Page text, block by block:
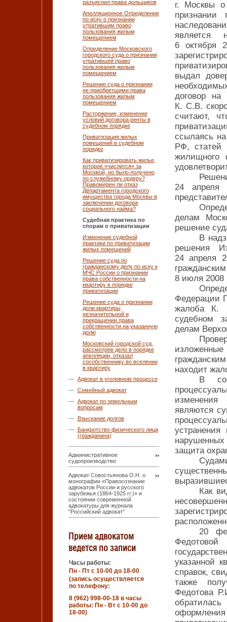
разъяснил права дольщиков
Апелляционное Определение
по иску о признании
утратившим право
пользования жилым
помещением
Определение Московского
городского суда о признании
утратившей право
пользования жилым
помещением
Решение суда о признании
не приобретшими права
пользования жилым
помещением
Расторжение, изменение
условий договора ренты в
судебном порядке
Приватизация жилых
помещений в судебном
порядке
Как приватизировать жилье,
которое «числится» за
Москвой, но было получено
по служебному ордеру?
Правомерен ли отказ
Департамента городского
имущества города Москвы в
заключении договора
социального найма?
Судебная практика по
спорам о приватизации
Изменение судебной
практики по приватизации
жилых помещений
Решение суда по
гражданскому делу по иску к
МЧС России о признании
права собственности на
квартиру в порядке
приватизации
Решение суда о признании
доли квартиры
незначительной и
прекращении права
собственности на указанную
долю
Московский городской суд,
рассмотрев дело в порядке
апелляции, отказал
сособственнику во вселении
в квартиру
Адвокат в уголовном процессе
Семейный адвокат
Адвокат по земельным
вопросам
Взыскание долгов
Банкротство физического лица
(гражданина)
Административное
судопроизводство
Адвокат Совостьянова О.Н. о
монографии «Правосознание
адвокатов России и русского
зарубежья (1864-1925 гг.)» и
состоянии современной
адвокатуры для журнала
"Российский адвокат"
Прием адвокатом
ведется по записи
Часы работы:
Пн - Пт с 10-00 до 18-00
(запись осуществляется
по телефону:
8 (962) 998-00-18 в часы
работы: Пн - Вт с 10-00 до
18-00)
г. Москвы о
признании
является
6 октября
выдал
договор на
К. С.В.
считают,
ссылаясь
РФ, статей
жилищного
24
делам
решение
В
решения
24 апреля
8 июля 2008
Федерации
жалоба К.
судебном
делам
находит
В
изменения
являются
защита
Как
20
указанной
справок,
также
Федотова